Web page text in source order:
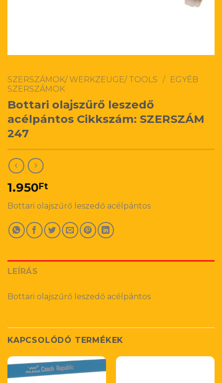
SZERSZÁMOK/ WERKZEUGE/ TOOLS /
EGYÉB
SZERSZÁMOK
Bottari olajszűrő leszedő
acélpántos Cikkszám: SZERSZÁM
247
1.950Ft
Bottari olajszűrő leszedő acélpántos
LEÍRÁS
Bottari olajszűrő leszedő acélpántos
KAPCSOLÓDÓ TERMÉKEK